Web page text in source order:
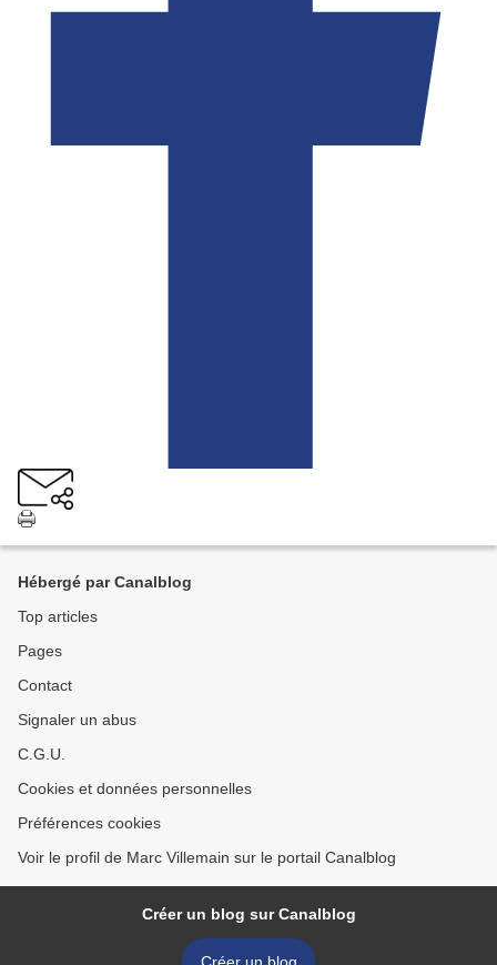
Hébergé par Canalblog
Top articles
Pages
Contact
Signaler un abus
C.G.U.
Cookies et données personnelles
Préférences cookies
Voir le profil de Marc Villemain sur le portail Canalblog
Créer un blog sur Canalblog